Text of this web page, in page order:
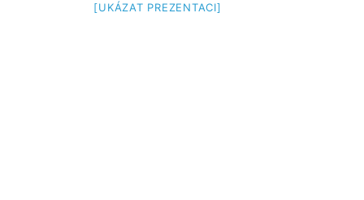
[UKÁZAT PREZENTACI]